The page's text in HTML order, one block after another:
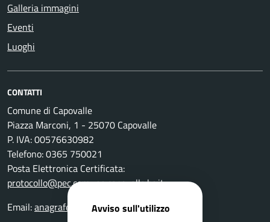
Galleria immagini
Eventi
Luoghi
CONTATTI
Comune di Capovalle
Piazza Marconi, 1 - 25070 Capovalle
P. IVA: 00576630982
Telefono: 0365 750021
Posta Elettronica Certificata:
protocollo@pec.comune.capovalle.bs.it
Email:anagrafe@comune.capovalle.bs.it
Avviso sull'utilizzo